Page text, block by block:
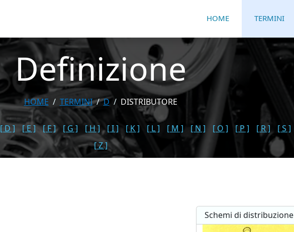
HOME TERMINI
Definizione
HOME TERMINI D DISTRIBUTORE
[ D ] [ E ] [ F ] [ G ] [ H ] [ I ] [ K ] [ L ] [ M ] [ N ] [ O ] [ P ] [ R ] [ S ]
[ Z ]
Schemi di distribuzione